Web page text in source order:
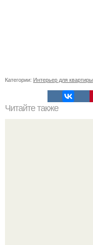
Категории: Интерьер для квартиры
Читайте также